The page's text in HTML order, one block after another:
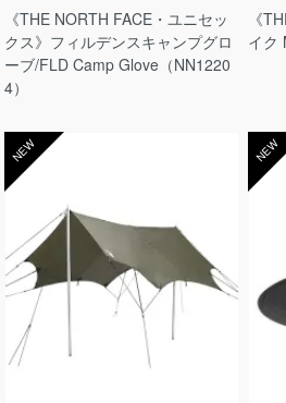
《THE NORTH FACE・ユニセッ
クス》フィルデンスキャンプグロ
ーブ/FLD Camp Glove（NN1220
4）
《
イク
NEW NEW